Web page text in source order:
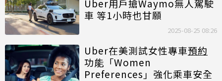
Uber用戶搶Waymo無人駕駛
車 等1小時也甘願
2025-08-25 08:26
Uber在美測試女性專車預約
功能「Women
Preferences」強化乘車安全